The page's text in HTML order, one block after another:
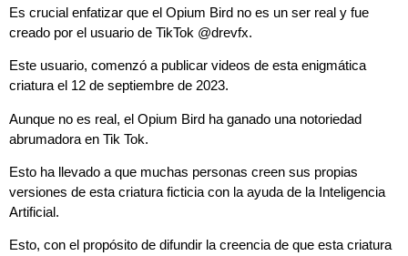
Es crucial enfatizar que el Opium Bird no es un ser real y fue
creado por el usuario de TikTok @drevfx.
Este usuario, comenzó a publicar videos de esta enigmática
criatura el 12 de septiembre de 2023.
Aunque no es real, el Opium Bird ha ganado una notoriedad
abrumadora en Tik Tok.
Esto ha llevado a que muchas personas creen sus propias
versiones de esta criatura ficticia con la ayuda de la Inteligencia
Artificial.
Esto, con el propósito de difundir la creencia de que esta criatura